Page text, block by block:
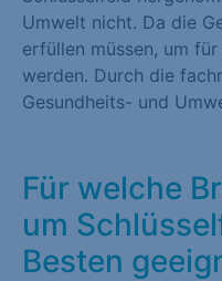
Umwelt nicht. Da die
erfüllen müssen, um
werden. Durch die
Gesundheits- und
Für welche
um
Besten